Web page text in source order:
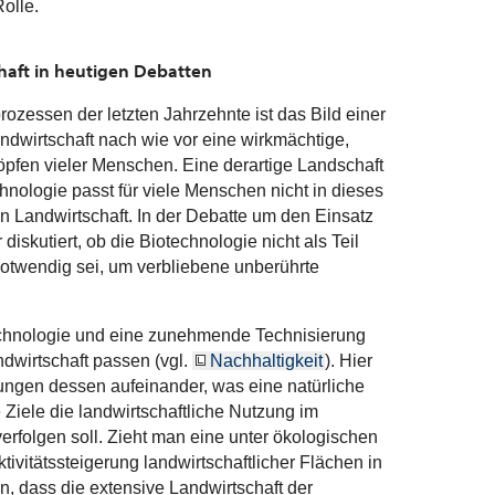
in heutigen Debatten
der letzten Jahrzehnte ist das Bild einer
nach wie vor eine wirkmächtige,
vieler Menschen. Eine derartige Landschaft
passt für viele Menschen nicht in dieses
Landwirtschaft. In der Debatte um den Einsatz
ob die Biotechnologie nicht als Teil
sei, um verbliebene unberührte
und eine zunehmende Technisierung
passen (vgl.
Nachhaltigkeit). Hier
dessen aufeinander, was eine natürliche
die landwirtschaftliche Nutzung im
soll. Zieht man eine unter ökologischen
landwirtschaftlicher Flächen in
dass die extensive Landwirtschaft der